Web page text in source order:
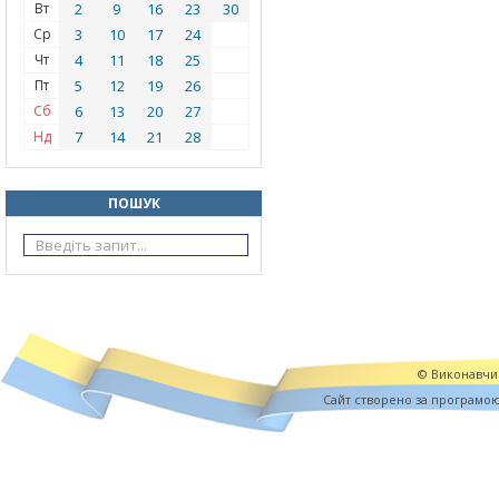
Вт 2 9 16 23 30
Ср 3 10 17 24
Чт 4 11 18 25
Пт 5 12 19 26
Сб 6 13 20 27
Нд 7 14 21 28
ПОШУК
©
Cайт створено за